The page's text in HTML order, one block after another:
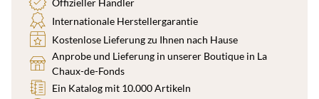
Internationale Herstellergarantie
Kostenlose Lieferung zu Ihnen nach Hause
Anprobe und Lieferung in unserer Boutique in La
Chaux-de-Fonds
Ein Katalog mit 10.000 Artikeln